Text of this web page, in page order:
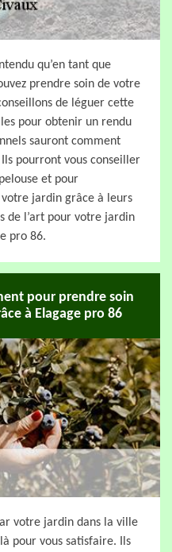
qu’en tant que
prendre soin de votre
de léguer cette
pour obtenir un rendu
sauront comment
pourront vous conseiller
et pour
votre jardin grâce à leurs
de l’art pour votre jardin
pro 86.
pour prendre soin
à Elagage pro 86
votre jardin dans la ville
pour vous satisfaire. Ils